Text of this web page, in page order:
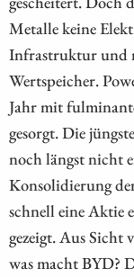
Metalle keine
Infrastruktur und
Wertspeicher.
Jahr mit
gesorgt. Die
noch längst nicht
Konsolidierung
schnell eine Aktie
gezeigt. Aus
was macht BYD?